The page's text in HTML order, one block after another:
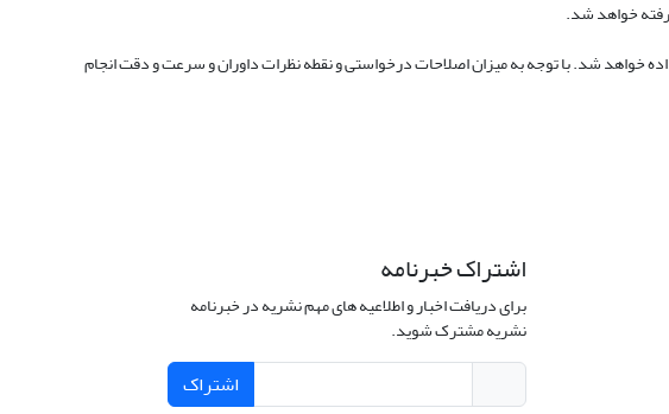
پس از 20 روز، اثر از داور پس گرفته شده و به داور جدید داده خواهد شد. با توجه به میزان اصلاحات درخواستی و نقطه نظرات داوران و سرعت و دقت انجام
اشتراک خبرنامه
برای دریافت اخبار و اطلاعیه های مهم نشریه در خبرنامه
نشریه مشترک شوید.
اشتراک